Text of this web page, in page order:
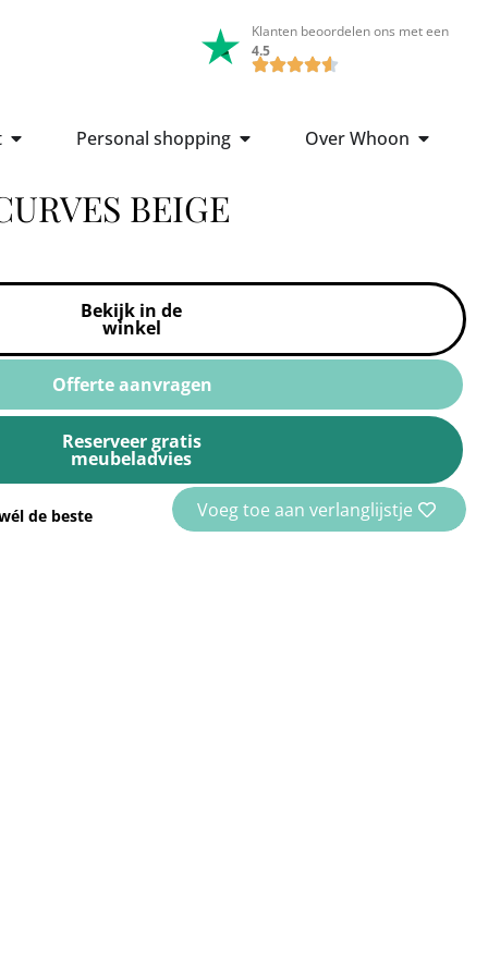
Klanten beoordelen ons met een
4.5
Personal shopping Over Whoon
BEIGE
Bekijk in de
winkel
Offerte aanvragen
Reserveer gratis
meubeladvies
de beste Voeg toe aan verlanglijstje